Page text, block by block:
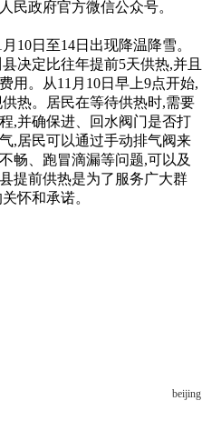
民政府官方微信公众号。
10日至14日出现降温降雪。
决定比往年提前5天供热,并且
用。从11月10日早上9点开始,
热。居民在等待供热时,需要
,并确保进、回水阀门是否打
,居民可以通过手动排气阀来
畅、跑冒滴漏等问题,可以及
提前供热是为了服务广大群
怀和承诺。